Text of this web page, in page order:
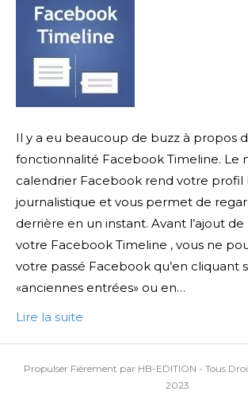
Il y a eu beaucoup de buzz à propos
fonctionnalité Facebook Timeline. Le
calendrier Facebook rend votre
journalistique et vous permet de
derrière en un instant. Avant l’ajout de
votre Facebook Timeline , vous ne
votre passé Facebook qu’en cliquant
«anciennes entrées» ou en…
Lire la suite
Propulser Fièrement par HB-EDITION - Tous
2023